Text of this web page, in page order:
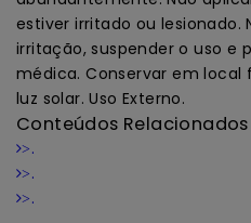
estiver irritado ou lesionado.
irritação, suspender o uso e
médica. Conservar em local
luz solar. Uso Externo.
Conteúdos Relacionados
> .
> .
> .